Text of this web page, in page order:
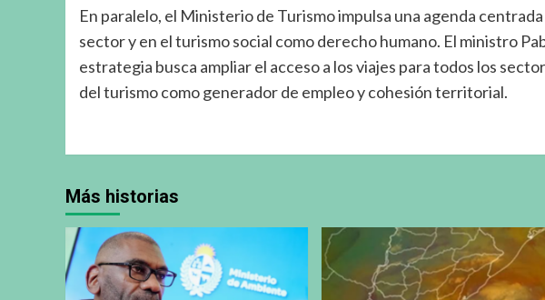
En paralelo, el Ministerio de Turismo impulsa una agenda
sector y en el turismo social como derecho humano. El ministro
estrategia busca ampliar el acceso a los viajes para todos los
del turismo como generador de empleo y cohesión territorial.
Más historias